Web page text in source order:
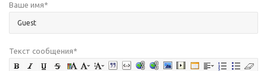
Ваше имя*
Текст сообщения*